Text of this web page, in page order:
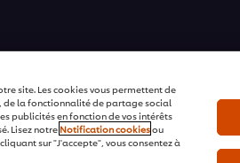
site. Les cookies vous permettent de
de la fonctionnalité de partage social
publicités en fonction de vos intérêts
Lisez notre Notification cookiesou
sur "J'accepte", vous consentez à